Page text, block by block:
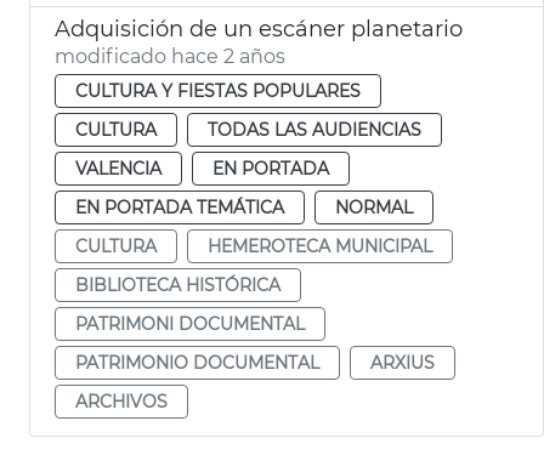
Adquisición de un escáner planetario
modificado hace 2 años
CULTURA Y FIESTAS POPULARES
CULTURA
TODAS LAS AUDIENCIAS
VALENCIA
EN PORTADA
EN PORTADA TEMÁTICA
NORMAL
CULTURA
HEMEROTECA MUNICIPAL
BIBLIOTECA HISTÓRICA
PATRIMONI DOCUMENTAL
PATRIMONIO DOCUMENTAL
ARXIUS
ARCHIVOS